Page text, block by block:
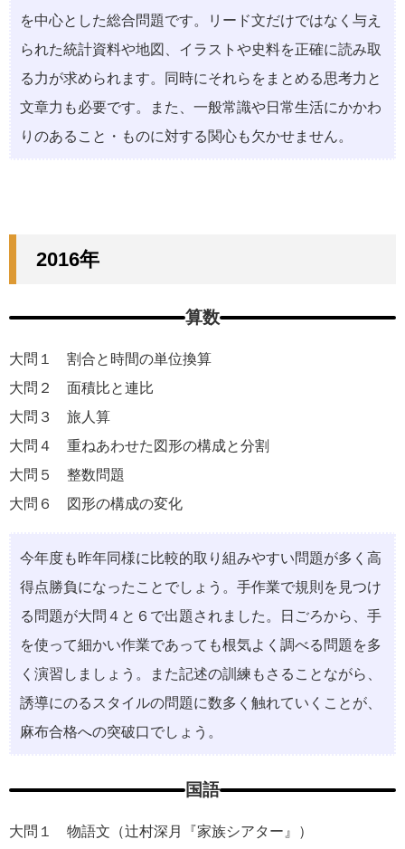
を中心とした総合問題です。リード文だけではなく与え
られた統計資料や地図、イラストや史料を正確に読み取
る力が求められます。同時にそれらをまとめる思考力と
文章力も必要です。また、一般常識や日常生活にかかわ
りのあること・ものに対する関心も欠かせません。
2016年
算数
大問１ 割合と時間の単位換算
大問２ ⾯積⽐と連⽐
大問３ 旅⼈算
大問４ 重ねあわせた図形の構成と分割
大問５ 整数問題
大問６ 図形の構成の変化
今年度も昨年同様に⽐較的取り組みやすい問題が多く⾼
得点勝負になったことでしょう。⼿作業で規則を⾒つけ
る問題が⼤問４と６で出題されました。⽇ごろから、⼿
を使って細かい作業であっても根気よく調べる問題を多
く演習しましょう。また記述の訓練もさることながら、
誘導にのるスタイルの問題に数多く触れていくことが、
⿇布合格への突破⼝でしょう。
国語
大問１ 物語⽂（辻村深⽉『家族シアター』）